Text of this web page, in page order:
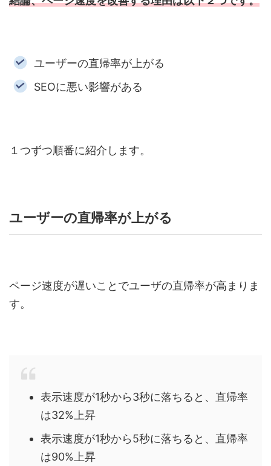
ユーザーの直帰率が上がる
SEOに悪い影響がある
１つずつ順番に紹介します。
ユーザーの直帰率が上がる
ページ速度が遅いことでユーザの直帰率が高まりま
す。
表示速度が1秒から3秒に落ちると、直帰率
は32%上昇
表示速度が1秒から5秒に落ちると、直帰率
は90%上昇